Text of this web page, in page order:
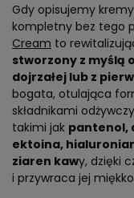
Gdy opisujemy
kompletny bez tego
Cream to
stworzony z myślą
dojrzałej lub z
bogata, otulająca
składnikami
takimi jak pantenol,
ektoina,
ziaren kawy, dzięki
i przywraca jej